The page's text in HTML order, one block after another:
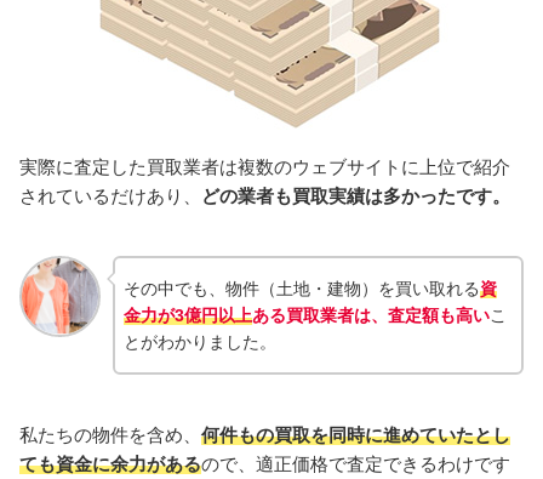
実際に査定した買取業者は複数のウェブサイトに上位で紹介
されているだけあり、
どの業者も買取実績は多かったです。
その中でも、物件（土地・建物）を買い取れる資
金力が3億円以上ある買取業者は、査定額も高いこ
とがわかりました。
私たちの物件を含め、 何件もの買取を同時に進めていたとし
ても資金に余力があるので、適正価格で査定できるわけです